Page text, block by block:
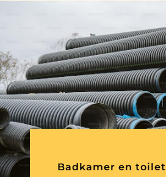
Badkamer en toilet